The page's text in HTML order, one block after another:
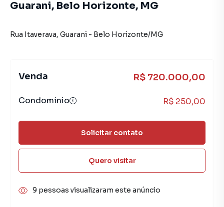
Guarani, Belo Horizonte, MG
Rua Itaverava, Guarani - Belo Horizonte/MG
Venda R$ 720.000,00
Condomínio R$ 250,00
Solicitar contato
Quero visitar
9 pessoas visualizaram este anúncio